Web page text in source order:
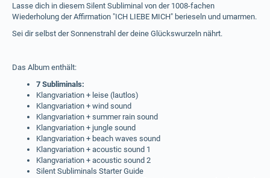
Lasse dich in diesem Silent Subliminal von der 1008-fachen
Wiederholung der Affirmation "ICH LIEBE MICH" berieseln und umarmen.
Sei dir selbst der Sonnenstrahl der deine Glückswurzeln nährt.
Das Album enthält:
7 Subliminals:
Klangvariation + leise (lautlos)
Klangvariation + wind sound
Klangvariation + summer rain sound
Klangvariation + jungle sound
Klangvariation + beach waves sound
Klangvariation + acoustic sound 1
Klangvariation + acoustic sound 2
Silent Subliminals Starter Guide